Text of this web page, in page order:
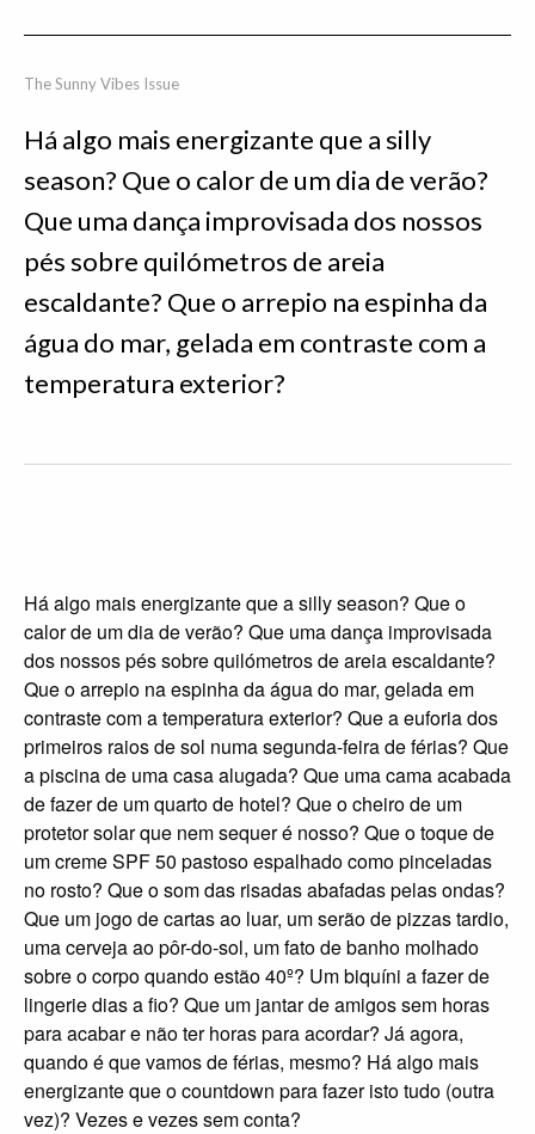
The Sunny Vibes Issue
Há algo mais energizante que a silly
season? Que o calor de um dia de verão?
Que uma dança improvisada dos nossos
pés sobre quilómetros de areia
escaldante? Que o arrepio na espinha da
água do mar, gelada em contraste com a
temperatura exterior?
Há algo mais energizante que a silly season? Que o
calor de um dia de verão? Que uma dança improvisada
dos nossos pés sobre quilómetros de areia escaldante?
Que o arrepio na espinha da água do mar, gelada em
contraste com a temperatura exterior? Que a euforia dos
primeiros raios de sol numa segunda-feira de férias? Que
a piscina de uma casa alugada? Que uma cama acabada
de fazer de um quarto de hotel? Que o cheiro de um
protetor solar que nem sequer é nosso? Que o toque de
um creme SPF 50 pastoso espalhado como pinceladas
no rosto? Que o som das risadas abafadas pelas ondas?
Que um jogo de cartas ao luar, um serão de pizzas tardio,
uma cerveja ao pôr-do-sol, um fato de banho molhado
sobre o corpo quando estão 40º? Um biquíni a fazer de
lingerie dias a fio? Que um jantar de amigos sem horas
para acabar e não ter horas para acordar? Já agora,
quando é que vamos de férias, mesmo? Há algo mais
energizante que o countdown para fazer isto tudo (outra
vez)? Vezes e vezes sem conta?